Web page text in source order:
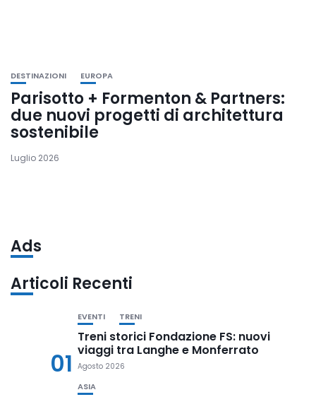
DESTINAZIONI EUROPA
Parisotto + Formenton & Partners:
due nuovi progetti di architettura
sostenibile
Luglio 2026
Ads
Articoli Recenti
01
EVENTI TRENI
Treni storici Fondazione FS: nuovi
viaggi tra Langhe e Monferrato
Agosto 2026
ASIA